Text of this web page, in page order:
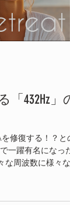
432Hz」の
修復する！？との
一躍有名になった
な周波数に様々な
治癒力を高め、
認定され始めてい